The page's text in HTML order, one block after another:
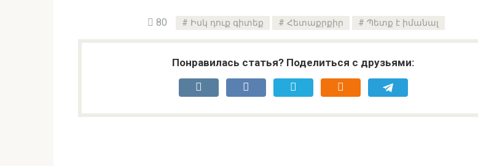
80 Իսկ դուք գիտեք Հետաքրքիր Պետք է իմանալ
Понравилась статья? Поделиться с друзьями: